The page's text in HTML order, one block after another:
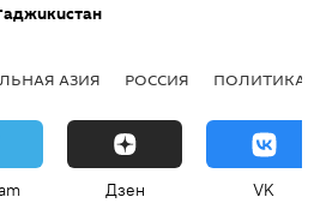
АЗИЯ РОССИЯ ПОЛИТИКА
Дзен VK